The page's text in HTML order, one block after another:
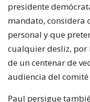
presidente
mandato, considera
personal y que
cualquier desliz, por
de un centenar de
audiencia del
Paul persigue